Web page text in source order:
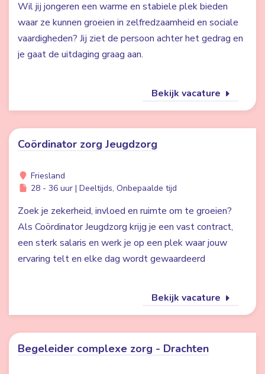
Wil jij jongeren een warme en stabiele plek bieden
waar ze kunnen groeien in zelfredzaamheid en sociale
vaardigheden? Jij ziet de persoon achter het gedrag en
je gaat de uitdaging graag aan.
Bekijk vacature
Coördinator zorg Jeugdzorg
Friesland
28 - 36 uur | Deeltijds, Onbepaalde tijd
Zoek je zekerheid, invloed en ruimte om te groeien?
Als Coördinator Jeugdzorg krijg je een vast contract,
een sterk salaris en werk je op een plek waar jouw
ervaring telt en elke dag wordt gewaardeerd
Bekijk vacature
Begeleider complexe zorg - Drachten